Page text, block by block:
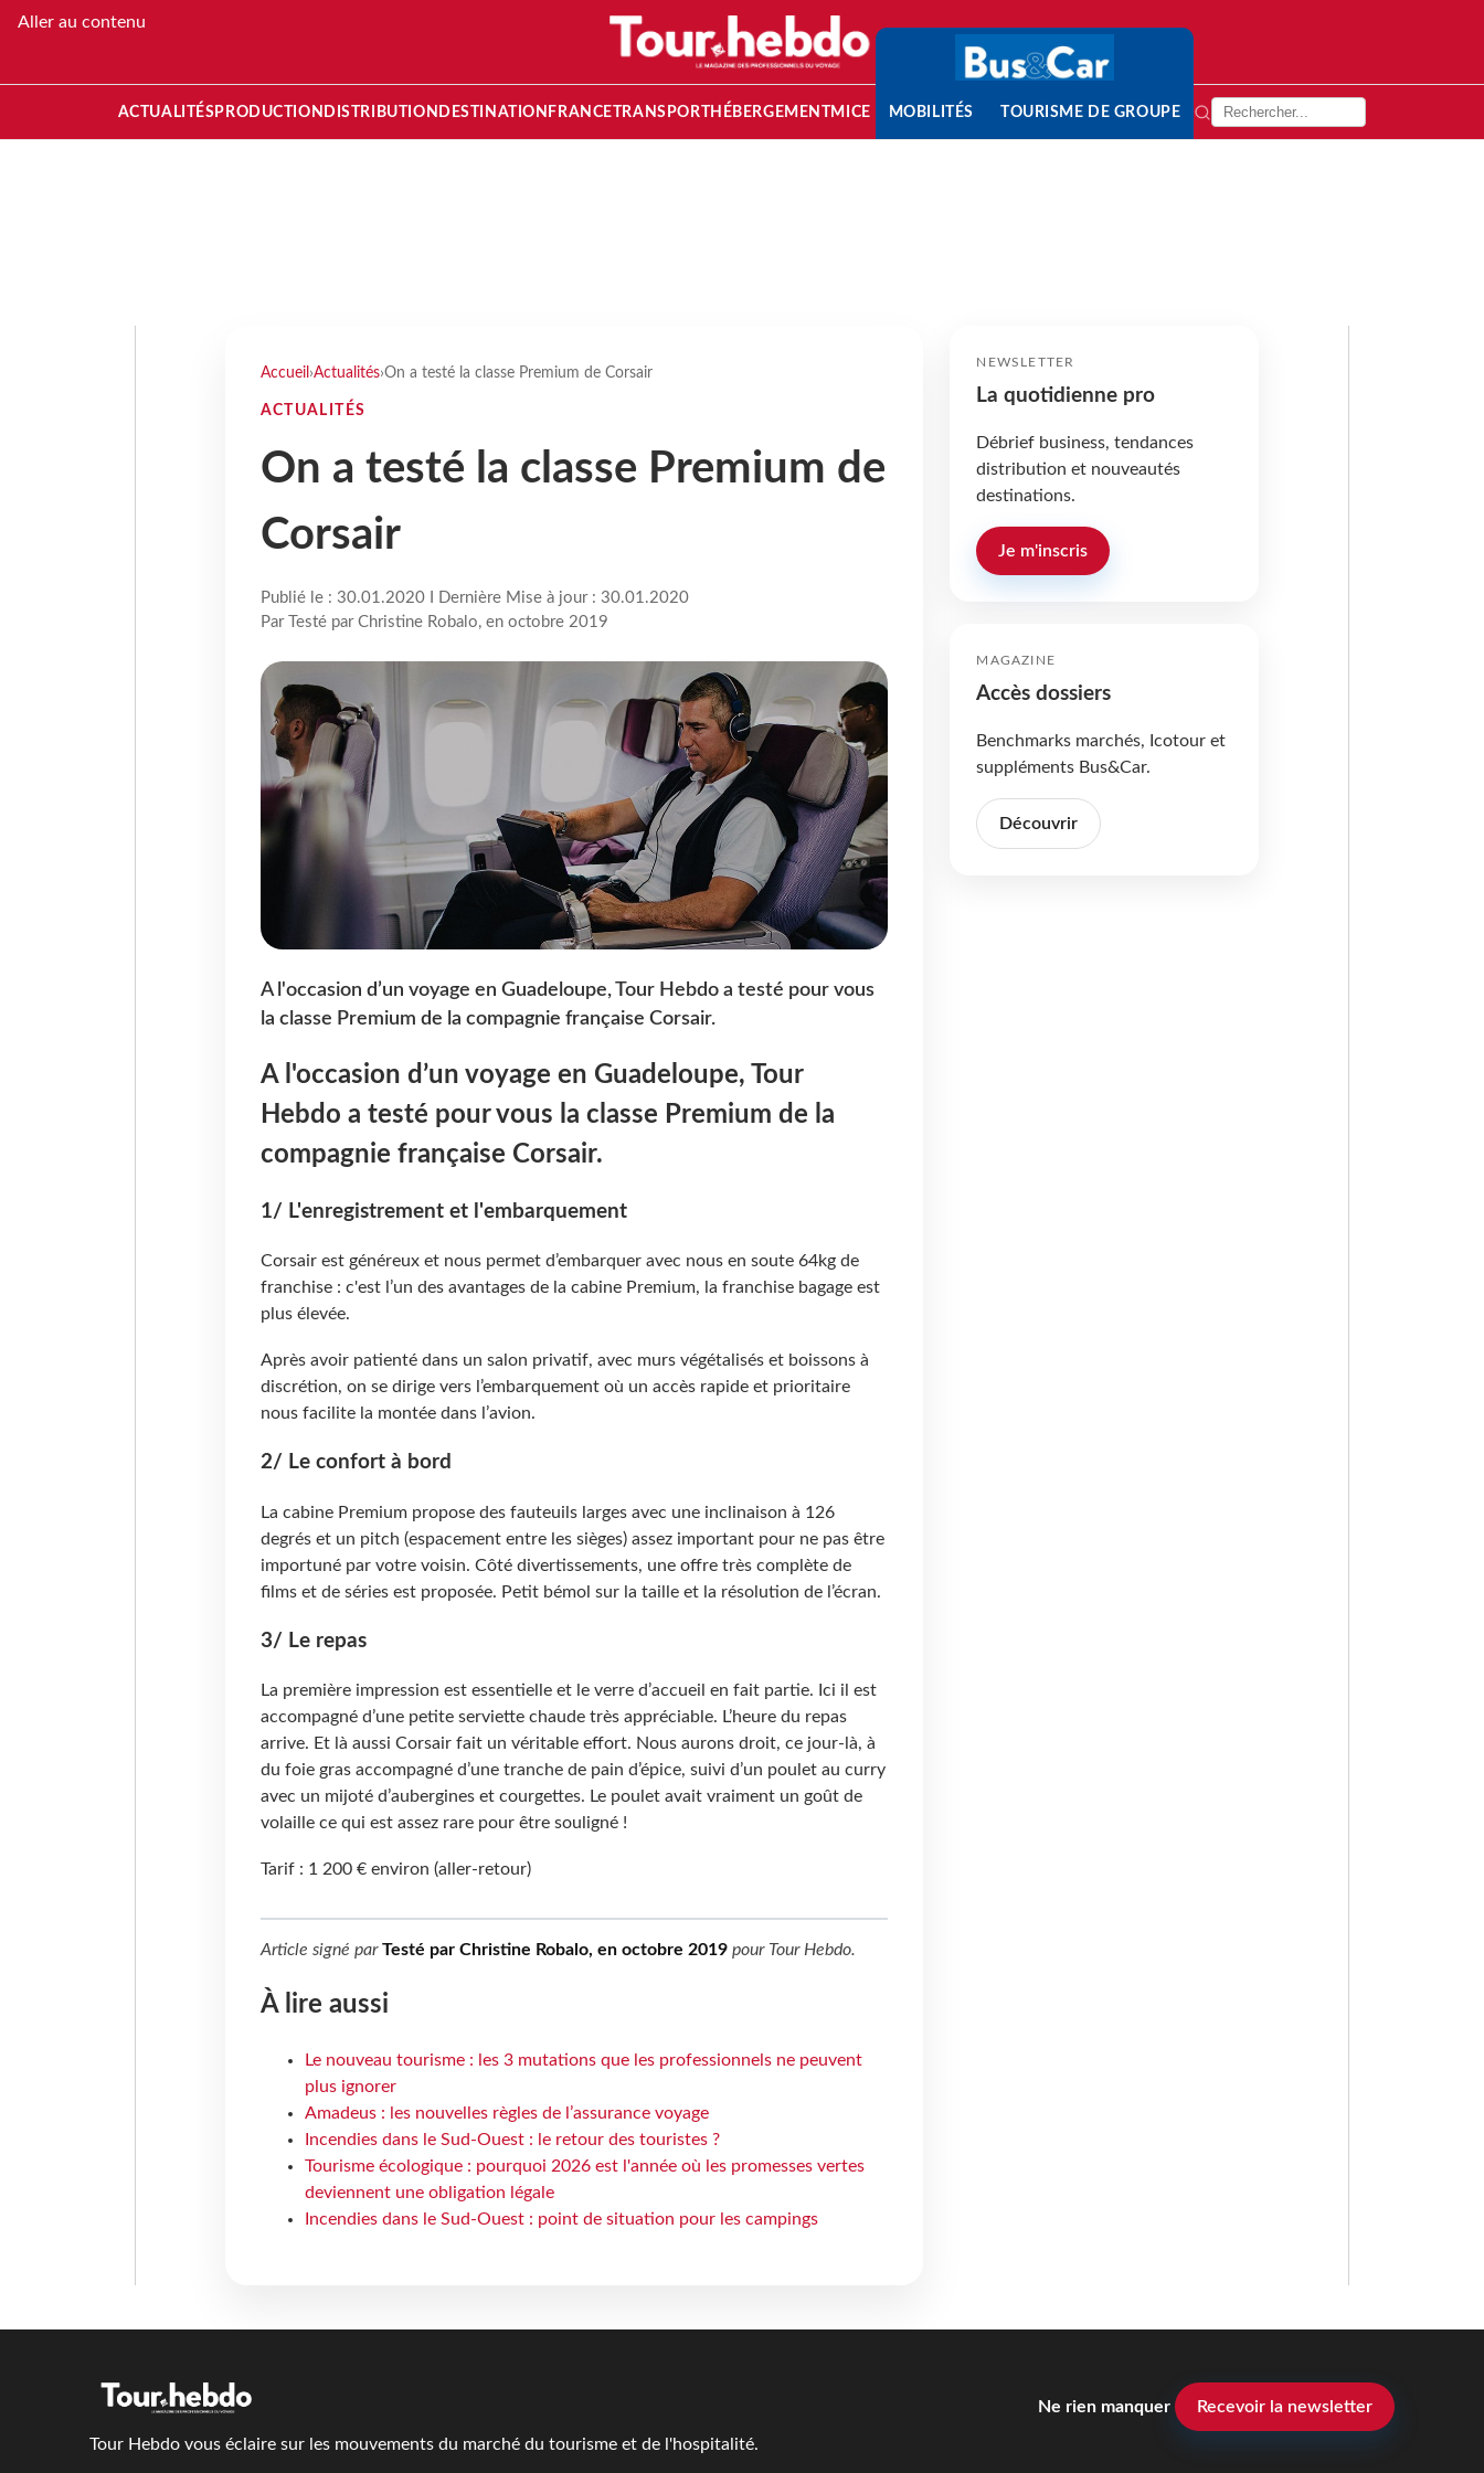
Aller au contenu
ACTUALITÉS PRODUCTION DISTRIBUTION DESTINATION FRANCETRANSPORT HÉBERGEMENTMICE MOBILITÉS TOURISME DE GROUPE
Accueil ›Actualités›On a testé la classe Premium de Corsair
ACTUALITÉS
On a testé la classe Premium de
Corsair
Publié le : 30.01.2020 I Dernière Mise à jour : 30.01.2020
Par Testé par Christine Robalo, en octobre 2019
A l'occasion d’un voyage en Guadeloupe, Tour Hebdo a testé pour vous
la classe Premium de la compagnie française Corsair.
A l'occasion d’un voyage en Guadeloupe, Tour
Hebdo a testé pour vous la classe Premium de la
compagnie française Corsair.
1/ L'enregistrement et l'embarquement
Corsair est généreux et nous permet d’embarquer avec nous en soute 64kg de
franchise : c'est l’un des avantages de la cabine Premium, la franchise bagage est
plus élevée.
Après avoir patienté dans un salon privatif, avec murs végétalisés et boissons à
discrétion, on se dirige vers l’embarquement où un accès rapide et prioritaire
nous facilite la montée dans l’avion.
2/ Le confort à bord
La cabine Premium propose des fauteuils larges avec une inclinaison à 126
degrés et un pitch (espacement entre les sièges) assez important pour ne pas être
importuné par votre voisin. Côté divertissements, une offre très complète de
films et de séries est proposée. Petit bémol sur la taille et la résolution de l’écran.
3/ Le repas
La première impression est essentielle et le verre d’accueil en fait partie. Ici il est
accompagné d’une petite serviette chaude très appréciable. L’heure du repas
arrive. Et là aussi Corsair fait un véritable effort. Nous aurons droit, ce jour-là, à
du foie gras accompagné d’une tranche de pain d’épice, suivi d’un poulet au curry
avec un mijoté d’aubergines et courgettes. Le poulet avait vraiment un goût de
volaille ce qui est assez rare pour être souligné !
Tarif : 1 200 € environ (aller-retour)
Article signé parTesté par Christine Robalo, en octobre 2019pour Tour Hebdo.
À lire aussi
Le nouveau tourisme : les 3 mutations que les professionnels ne peuvent
plus ignorer
Amadeus : les nouvelles règles de l’assurance voyage
Incendies dans le Sud-Ouest : le retour des touristes ?
Tourisme écologique : pourquoi 2026 est l'année où les promesses vertes
deviennent une obligation légale
Incendies dans le Sud-Ouest : point de situation pour les campings
NEWSLETTER
La quotidienne pro
Débrief business, tendances
distribution et nouveautés
destinations.
Je m'inscris
MAGAZINE
Accès dossiers
Benchmarks marchés, Icotour et
suppléments Bus&Car.
Découvrir
Tour Hebdo vous éclaire sur les mouvements du marché du tourisme et de l'hospitalité.
Ne rien manquer Recevoir la newsletter